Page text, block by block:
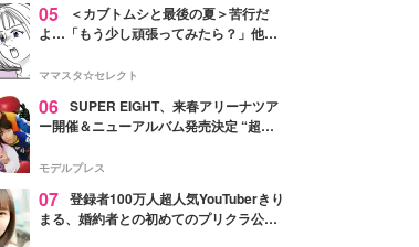
05
＜カブトムシと最後の夏＞苦行だ
よ…「もう少し頑張ってみたら？」他人
ママスタ☆セレクト
06 SUPER EIGHT、来春アリーナツア
ー開催＆ニューアルバム発売決定 “超
モデルプレス
07 登録者100万人超人気YouTuberきり
まる、婚約者との初めてのプリクラ公開